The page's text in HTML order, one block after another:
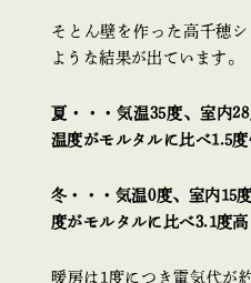
そとん壁を作った高千穂
ような結果が出ています。
夏・・・気温35度、室内
温度がモルタルに比べ1.5度
冬・・・気温0度、室内15
度がモルタルに比べ3.1度高
暖房は1度につき電気代が